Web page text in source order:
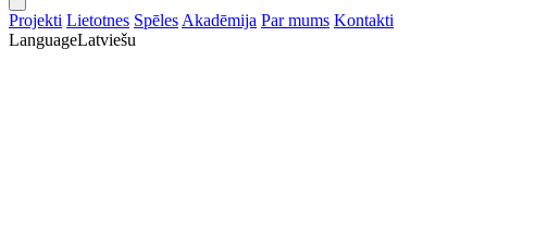
Projekti Lietotnes Spēles Akadēmija Par mums Kontakti
LanguageLatviešu